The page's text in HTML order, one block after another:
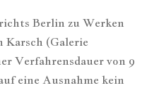
Berlin zu Werken
Karsch (Galerie
Verfahrensdauer von 9
eine Ausnahme kein